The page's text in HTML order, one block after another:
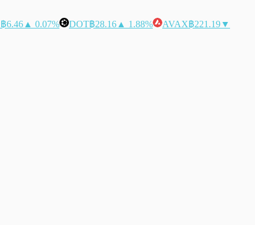
฿6.46 ▲ 0.07% DOT฿28.16 ▲ 1.88% AVAX฿221.19▼